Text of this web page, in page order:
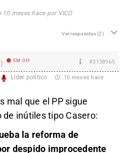
meses hace por VICO
Ver respuestas(2)
EM Off #3138965
Líder político 10 meses hace
mal que el PP sigue
inútiles tipo Casero:
la reforma de
despido improcedente